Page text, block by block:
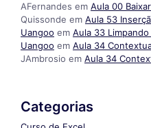
AFernandes em Aula 00
Quissonde em Aula 53
Uangoo em Aula 33
Uangoo em Aula 34
JAmbrosio em Aula 34
Categorias